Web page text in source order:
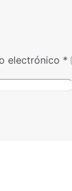
electrónico *